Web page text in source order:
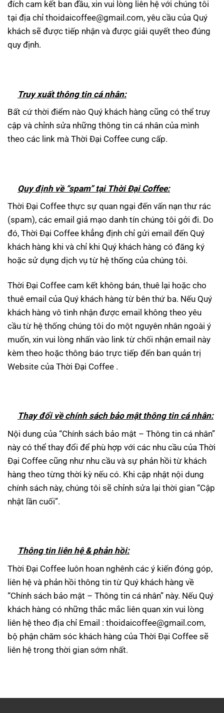
đích cam kết ban đầu, xin vui lòng liên hệ với chúng tôi
tại địa chỉ thoidaicoffee@gmail.com, yêu cầu của Quý
khách sẽ được tiếp nhận và được giải quyết theo đúng
quy định.
Truy xuất thông tin cá nhân:
Bất cứ thời điểm nào Quý khách hàng cũng có thể truy
cập và chỉnh sửa những thông tin cá nhân của mình
theo các link mà Thời Đại Coffee cung cấp.
Quy định về “spam” tại Thời Đại Coffee:
Thời Đại Coffee thực sự quan ngại đến vấn nạn thư rác
(spam), các email giả mạo danh tín chúng tôi gởi đi. Do
đó, Thời Đại Coffee khẳng định chỉ gửi email đến Quý
khách hàng khi và chỉ khi Quý khách hàng có đăng ký
hoặc sử dụng dịch vụ từ hệ thống của chúng tôi.
Thời Đại Coffee cam kết không bán, thuê lại hoặc cho
thuê email của Quý khách hàng từ bên thứ ba. Nếu Quý
khách hàng vô tình nhận được email không theo yêu
cầu từ hệ thống chúng tôi do một nguyên nhân ngoài ý
muốn, xin vui lòng nhấn vào link từ chối nhận email này
kèm theo hoặc thông báo trực tiếp đến ban quản trị
Website của Thời Đại Coffee .
Thay đổi về chính sách bảo mật thông tin cá nhân:
Nội dung của “Chính sách bảo mật – Thông tin cá nhân”
này có thể thay đổi để phù hợp với các nhu cầu của Thời
Đại Coffee cũng như nhu cầu và sự phản hồi từ khách
hàng theo từng thời kỳ nếu có. Khi cập nhật nội dung
chính sách này, chúng tôi sẽ chỉnh sửa lại thời gian “Cập
nhật lần cuối”.
Thông tin liên hệ & phản hồi:
Thời Đại Coffee luôn hoan nghênh các ý kiến đóng góp,
liên hệ và phản hồi thông tin từ Quý khách hàng về
“Chính sách bảo mật – Thông tin cá nhân” này. Nếu Quý
khách hàng có những thắc mắc liên quan xin vui lòng
liên hệ theo địa chỉ Email : thoidaicoffee@gmail.com,
bộ phận chăm sóc khách hàng của Thời Đại Coffee sẽ
liên hệ trong thời gian sớm nhất.